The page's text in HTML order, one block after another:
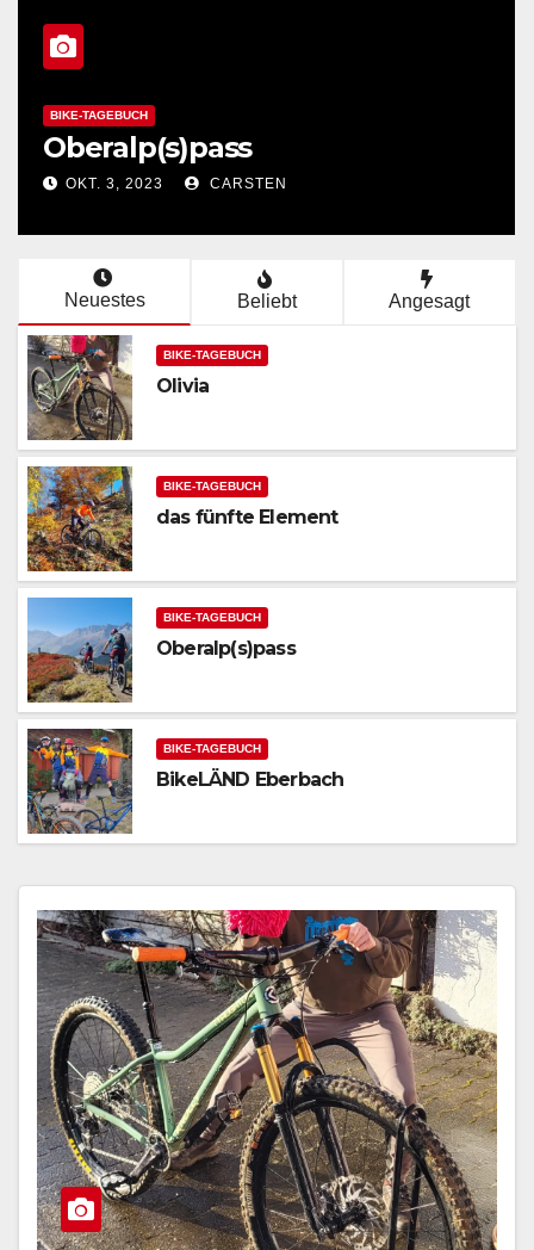
BIKE-TAGEBUCH
Oberalp(s)pass
OKT. 3, 2023 CARSTEN
Neuestes Beliebt Angesagt
BIKE-TAGEBUCH
Olivia
BIKE-TAGEBUCH
das fünfte Element
BIKE-TAGEBUCH
Oberalp(s)pass
BIKE-TAGEBUCH
BikeLÄND Eberbach